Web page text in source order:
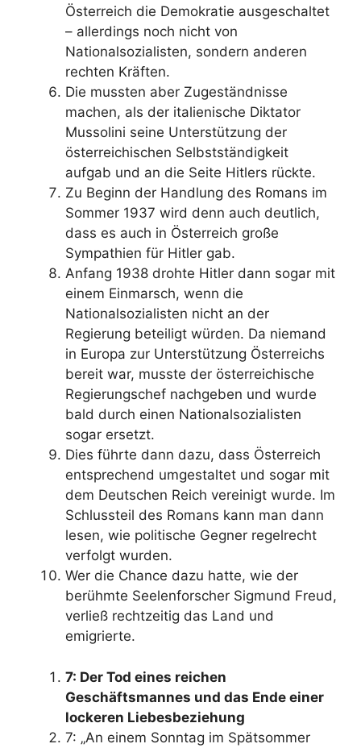
Österreich die Demokratie ausgeschaltet
– allerdings noch nicht von
Nationalsozialisten, sondern anderen
rechten Kräften.
Die mussten aber Zugeständnisse
machen, als der italienische Diktator
Mussolini seine Unterstützung der
österreichischen Selbstständigkeit
aufgab und an die Seite Hitlers rückte.
Zu Beginn der Handlung des Romans im
Sommer 1937 wird denn auch deutlich,
dass es auch in Österreich große
Sympathien für Hitler gab.
Anfang 1938 drohte Hitler dann sogar mit
einem Einmarsch, wenn die
Nationalsozialisten nicht an der
Regierung beteiligt würden. Da niemand
in Europa zur Unterstützung Österreichs
bereit war, musste der österreichische
Regierungschef nachgeben und wurde
bald durch einen Nationalsozialisten
sogar ersetzt.
Dies führte dann dazu, dass Österreich
entsprechend umgestaltet und sogar mit
dem Deutschen Reich vereinigt wurde. Im
Schlussteil des Romans kann man dann
lesen, wie politische Gegner regelrecht
verfolgt wurden.
Wer die Chance dazu hatte, wie der
berühmte Seelenforscher Sigmund Freud,
verließ rechtzeitig das Land und
emigrierte.
7: Der Tod eines reichen
Geschäftsmannes und das Ende einer
lockeren Liebesbeziehung
7: „An einem Sonntag im Spätsommer